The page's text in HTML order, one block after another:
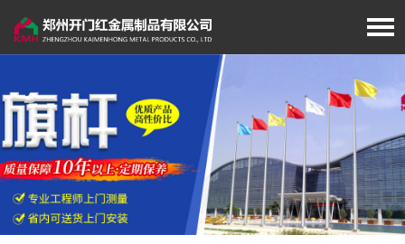
首页
厂家简介
岗亭展示
移动厕所